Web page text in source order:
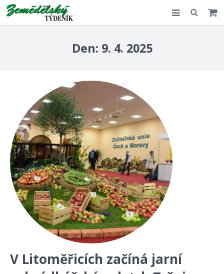
Kontakt
Den: 9. 4. 2025
V Litoměřicích začíná jarní